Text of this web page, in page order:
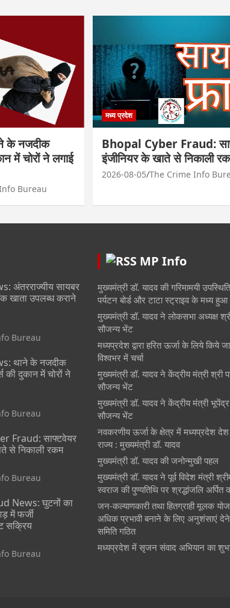
के नजदीक
में चोरों ने लगाई
Bureau
मध्य प्रदेश
Bhopal Cyber Fraud:
इंजीनियर के खाते से निकाली
2026-08-05 The Crime Info
अंतरराज्यीय सायबर
खाता उपलब्ध कराने
Bureau
थाने के नजदीक
की दुकान में चोरों ने
Bureau
Fraud: साफ्टवेयर
से निकाली रकम
Bureau
News: घुटनों का
में फर्जी
सक्रिय
Bureau
MP Info
मुख्यमंत्री डॉ. यादव की गरिमामयी
पर्यटन बोर्ड और टाटा स्ट्राइव के मध्य
मुख्यमंत्री डॉ. यादव ने लोकसभा अध्यक्ष
सौजन्य भेंट
मध्यप्रदेश द्वारा हरित ऊर्जा के लिये किये
विश्वभर में चर्चा
मुख्यमंत्री डॉ. यादव ने केंद्रीय मंत्री श्री
सौजन्य भेंट
मुख्यमंत्री डॉ. यादव ने केंद्रीय मंत्री
सौजन्य भेंट
नवकरणीय ऊर्जा के क्षेत्र में मध्यप्रदेश
राज्य : मुख्यमंत्री डॉ. यादव
मुख्यमंत्री डॉ. यादव की जनोन्मुखी पहल
मुख्यमंत्री डॉ. यादव ने पूर्व विदेश मंत्री
स्वराज की पुण्यतिथि पर श्रद्धांजलि अर्पित
जन-कल्याणकारी तथा हितग्राही मूलक
अधिक प्रभावी बनाने के लिए अनुशंसाएं
समिति गठित
मध्यप्रदेश में सृजन संवाद अभियान का